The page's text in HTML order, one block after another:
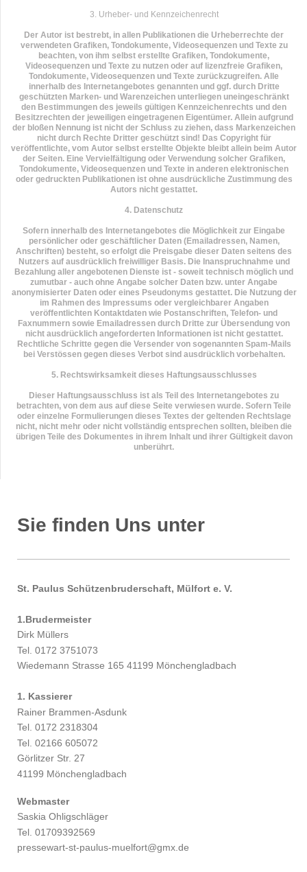
3. Urheber- und Kennzeichenrecht
Der Autor ist bestrebt, in allen Publikationen die Urheberrechte der
verwendeten Grafiken, Tondokumente, Videosequenzen und Texte zu
beachten, von ihm selbst erstellte Grafiken, Tondokumente,
Videosequenzen und Texte zu nutzen oder auf lizenzfreie Grafiken,
Tondokumente, Videosequenzen und Texte zurückzugreifen. Alle
innerhalb des Internetangebotes genannten und ggf. durch Dritte
geschützten Marken- und Warenzeichen unterliegen uneingeschränkt
den Bestimmungen des jeweils gültigen Kennzeichenrechts und den
Besitzrechten der jeweiligen eingetragenen Eigentümer. Allein aufgrund
der bloßen Nennung ist nicht der Schluss zu ziehen, dass Markenzeichen
nicht durch Rechte Dritter geschützt sind! Das Copyright für
veröffentlichte, vom Autor selbst erstellte Objekte bleibt allein beim Autor
der Seiten. Eine Vervielfältigung oder Verwendung solcher Grafiken,
Tondokumente, Videosequenzen und Texte in anderen elektronischen
oder gedruckten Publikationen ist ohne ausdrückliche Zustimmung des
Autors nicht gestattet.
4. Datenschutz
Sofern innerhalb des Internetangebotes die Möglichkeit zur Eingabe
persönlicher oder geschäftlicher Daten (Emailadressen, Namen,
Anschriften) besteht, so erfolgt die Preisgabe dieser Daten seitens des
Nutzers auf ausdrücklich freiwilliger Basis. Die Inanspruchnahme und
Bezahlung aller angebotenen Dienste ist - soweit technisch möglich und
zumutbar - auch ohne Angabe solcher Daten bzw. unter Angabe
anonymisierter Daten oder eines Pseudonyms gestattet. Die Nutzung der
im Rahmen des Impressums oder vergleichbarer Angaben
veröffentlichten Kontaktdaten wie Postanschriften, Telefon- und
Faxnummern sowie Emailadressen durch Dritte zur Übersendung von
nicht ausdrücklich angeforderten Informationen ist nicht gestattet.
Rechtliche Schritte gegen die Versender von sogenannten Spam-Mails
bei Verstössen gegen dieses Verbot sind ausdrücklich vorbehalten.
5. Rechtswirksamkeit dieses Haftungsausschlusses
Dieser Haftungsausschluss ist als Teil des Internetangebotes zu
betrachten, von dem aus auf diese Seite verwiesen wurde. Sofern Teile
oder einzelne Formulierungen dieses Textes der geltenden Rechtslage
nicht, nicht mehr oder nicht vollständig entsprechen sollten, bleiben die
übrigen Teile des Dokumentes in ihrem Inhalt und ihrer Gültigkeit davon
unberührt.
Sie finden Uns unter
St. Paulus Schützenbruderschaft, Mülfort e. V.
1.Brudermeister
Dirk Müllers
Tel. 0172 3751073
Wiedemann Strasse 165 41199 Mönchengladbach
1. Kassierer
Rainer Brammen-Asdunk
Tel. 0172 2318304
Tel. 02166 605072
Görlitzer Str. 27
41199 Mönchengladbach
Webmaster
Saskia Ohligschläger
Tel. 01709392569
pressewart-st-paulus-muelfort@gmx.de